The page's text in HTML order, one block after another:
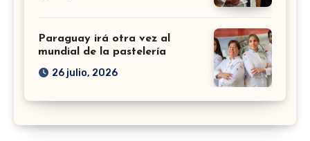
Paraguay irá otra vez al
mundial de la pastelería
26 julio, 2026